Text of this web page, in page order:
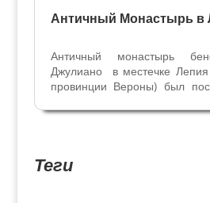
Античный Монастырь в
Античный монастырь
Джулиано в местечке
провинции Вероны) был
провинции Вероны.
Теги